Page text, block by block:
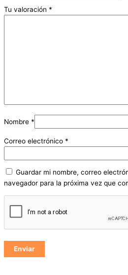
Tu valoración *
Nombre *
Correo electrónico *
Guardar mi nombre, correo
navegador para la próxima vez que